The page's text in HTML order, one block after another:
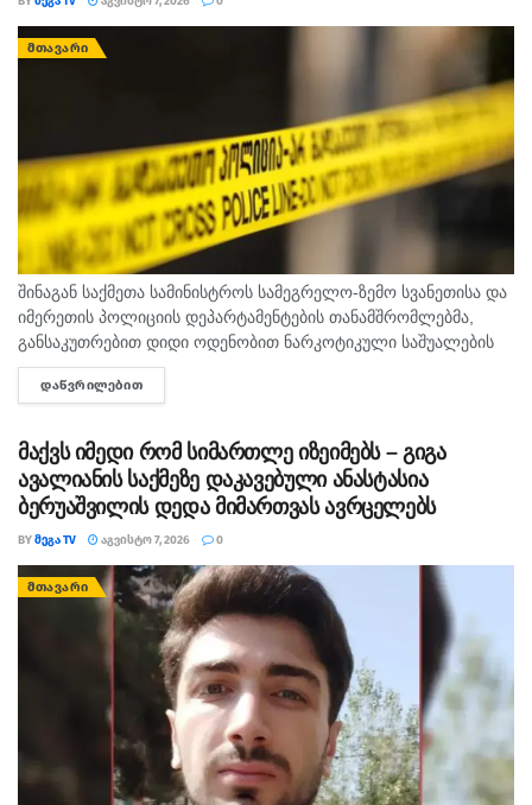
ᲛᲗᲐᲕᲐᲠᲘ
შინაგან საქმეთა სამინისტროს სამეგრელო-ზემო სვანეთისა და
იმერეთის პოლიციის დეპარტამენტების თანამშრომლებმა,
განსაკუთრებით დიდი ოდენობით ნარკოტიკული საშუალების
უკანონო შეძენა-შენახვისა და რეალიზაციის ხელშეწყობის,
ასევე ნარკოტიკული ნივთიერების შემცველი მცენარის
ᲓᲐᲬᲕᲠᲘᲚᲔᲑᲘᲗ
მაქვს იმედი რომ სიმართლე იზეიმებს – გიგა
ავალიანის საქმეზე დაკავებული ანასტასია
ბერუაშვილის დედა მიმართვას ავრცელებს
BYᲛᲔᲒᲐ TV ᲐᲒᲕᲘᲡᲢᲝ 7, 2026 0
ᲛᲗᲐᲕᲐᲠᲘ